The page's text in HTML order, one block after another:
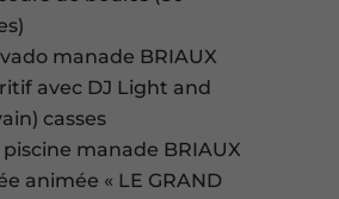
manade BRIAUX
avec DJ Light and
casses
manade BRIAUX
animée « LE GRAND